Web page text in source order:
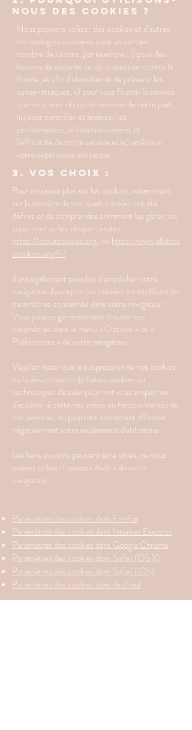
nous des cookies ?
Nous pouvons utiliser des cookies et d'autres
technologies similaires pour un certain
nombre de raisons, par exemple : i) pour des
besoins de sécurité ou de protection contre la
fraude, et afin d'identifier et de prévenir les
cyber-attaques, ii) pour vous fournir le service
que vous avez choisi de recevoir de notre part,
iii) pour contrôler et analyser les
performances, le fonctionnement et
l'efficacité de notre service et iv) améliorer
votre expérience utilisateur.
3. Vos choix :
Pour en savoir plus sur les cookies, notamment
sur la manière de voir quels cookies ont été
définis et de comprendre comment les gérer, les
supprimer ou les bloquer, visitez
https://aboutcookies.org/ ou https://www.allabou
tcookies.org/fr/.
Il est également possible d'empêcher votre
navigateur d'accepter les cookies en modifiant les
paramètres concernés dans votre navigateur.
Vous pouvez généralement trouver ces
paramètres dans le menu « Options » ou «
Préférences » de votre navigateur.
Veuillez noter que la suppression de nos cookies
ou la désactivation de futurs cookies ou
technologies de suivi pourront vous empêcher
d'accéder à certaines zones ou fonctionnalités de
nos services, ou pourront autrement affecter
négativement votre expérience d'utilisateur.
Les liens suivants peuvent être utiles, ou vous
pouvez utiliser l'option « Aide » de votre
navigateur.
Paramètres des cookies dans Firefox
Paramètres des cookies dans Internet Explorer
Paramètres des cookies dans Google Chrome
Paramètres des cookies dans Safari (OS X)
Paramètres des cookies dans Safari (iOS)
Paramètres des cookies dans Android